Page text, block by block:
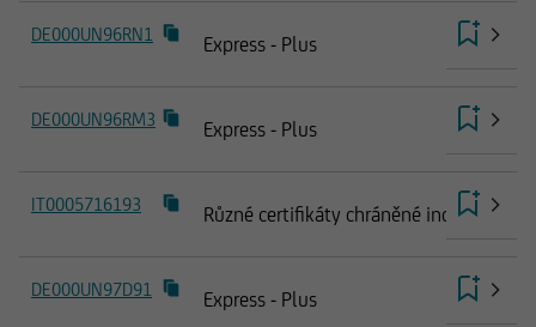
DE000UN96RN1 Express - Plus
DE000UN96RM3 Express - Plus
IT0005716193 Různé certifikáty chráněné indexovým
DE000UN97D91 Express - Plus